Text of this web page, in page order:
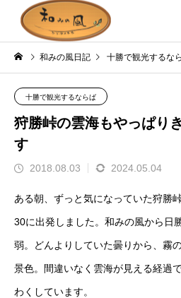
和みの風日記 十勝で観光するな
十勝で観光するならば
狩勝峠の雲海もやっぱり
す
2018.08.03 2024.05.04
ある朝、ずっと気になっていた狩勝
30に出発しました。和みの風から日
弱。どんよりしていた曇りから、霧
景色。間違いなく雲海が見える経過
わくしています。